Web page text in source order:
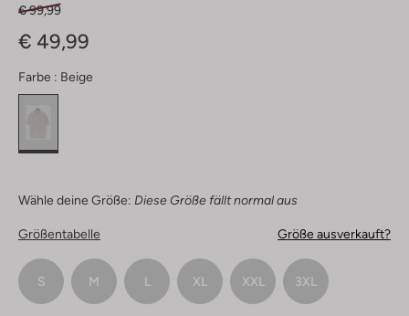
€ 99,99
€ 49,99
Farbe : Beige
Wähle deine Größe: Diese Größe fällt normal aus
Größentabelle Größe ausverkauft?
S M L XL XXL 3XL